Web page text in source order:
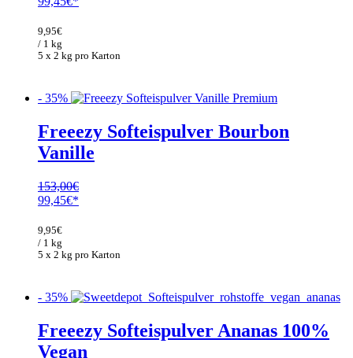
war:
153,00€
5 x 2 kg pro Karton
9,95€
/ 1 kg
- 35%
Freeezy Softeispulver Bourbon
Vanille
153,00€
Ursprünglicher
war:
153,00€
99,45€
5 x 2 kg pro Karton
9,95€
/ 1 kg
- 35%
Freeezy Softeispulver Ananas 100%
Vegan